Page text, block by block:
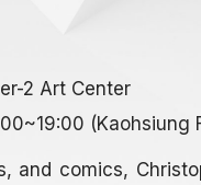
2 Art Center
and comics,